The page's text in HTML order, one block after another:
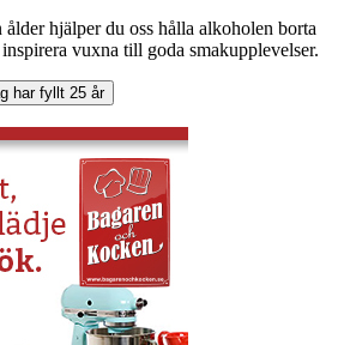
hjälper du oss hålla alkoholen borta
vuxna till goda smakupplevelser.
har fyllt 25 år